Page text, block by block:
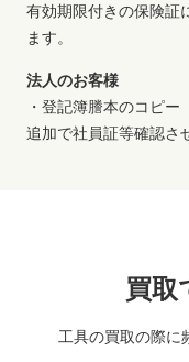
有効期限付きの保険証
ます。
法人のお客様
・登記簿謄本のコピー
追加で社員証等確認さ
買取
工具の買取の際に